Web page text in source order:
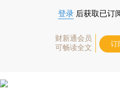
登录 后获取已订
财新通会员
可畅读全文
订